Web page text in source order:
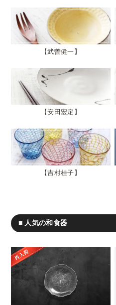
武曽健一
安田宏定
吉村桂子
■ 人気の和食器